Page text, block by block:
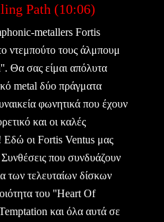
Path (10:06)
metallers Fortis
ντεμπούτο τους άλμπουμ
Θα σας είμαι απόλυτα
metal δύο πράγματα
φωνητικά που έχουν
και οι καλές
Εδώ οι Fortis Ventus μας
που συνδυάζουν
των τελευταίων δίσκων
του ''Heart Of
και όλα αυτά σε